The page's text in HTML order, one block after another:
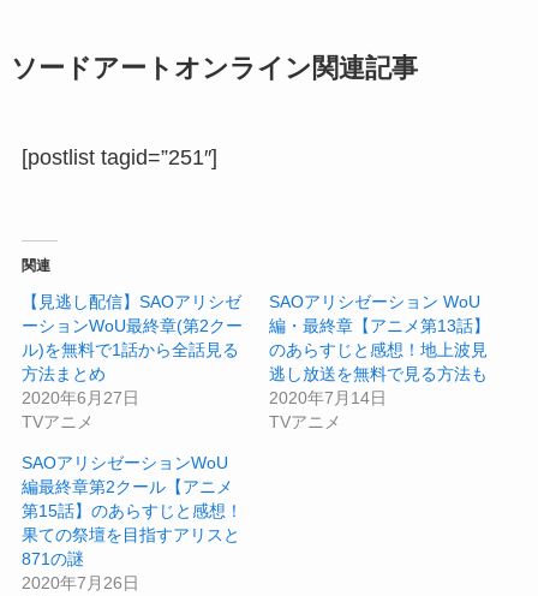
ソードアートオンライン関連記事
[postlist tagid=”251″]
関連
【見逃し配信】SAOアリシゼ
ーションWoU最終章(第2クー
ル)を無料で1話から全話見る
方法まとめ
2020年6月27日
TVアニメ
SAOアリシゼーション WoU
編・最終章【アニメ第13話】
のあらすじと感想！地上波見
逃し放送を無料で見る方法も
2020年7月14日
TVアニメ
SAOアリシゼーションWoU
編最終章第2クール【アニメ
第15話】のあらすじと感想！
果ての祭壇を目指すアリスと
871の謎
2020年7月26日